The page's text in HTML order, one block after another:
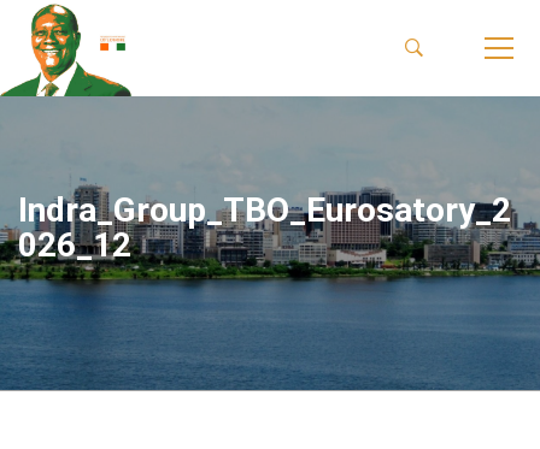
Indra_Group_TBO_Eurosatory_2
026_12